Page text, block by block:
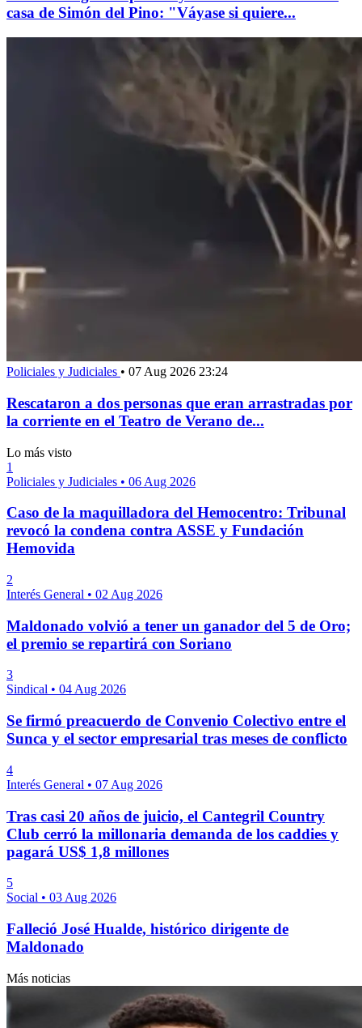
casa de Simón del Pino: "Váyase si quiere...
Policiales y Judiciales • 07 Aug 2026 23:24
Rescataron a dos personas que eran arrastradas por
la corriente en el Teatro de Verano de...
Lo más visto
1
Policiales y Judiciales • 06 Aug 2026
Caso de la maquilladora del Hemocentro: Tribunal
revocó la condena contra ASSE y Fundación
Hemovida
2
Interés General • 02 Aug 2026
Maldonado volvió a tener un ganador del 5 de Oro;
el premio se repartirá con Soriano
3
Sindical • 04 Aug 2026
Se firmó preacuerdo de Convenio Colectivo entre el
Sunca y el sector empresarial tras meses de conflicto
4
Interés General • 07 Aug 2026
Tras casi 20 años de juicio, el Cantegril Country
Club cerró la millonaria demanda de los caddies y
pagará US$ 1,8 millones
5
Social • 03 Aug 2026
Falleció José Hualde, histórico dirigente de
Maldonado
Más noticias